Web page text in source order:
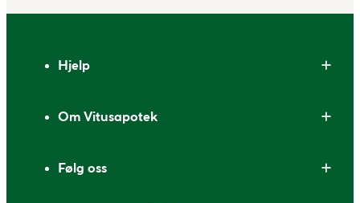
Hjelp
Om Vitusapotek
Følg oss